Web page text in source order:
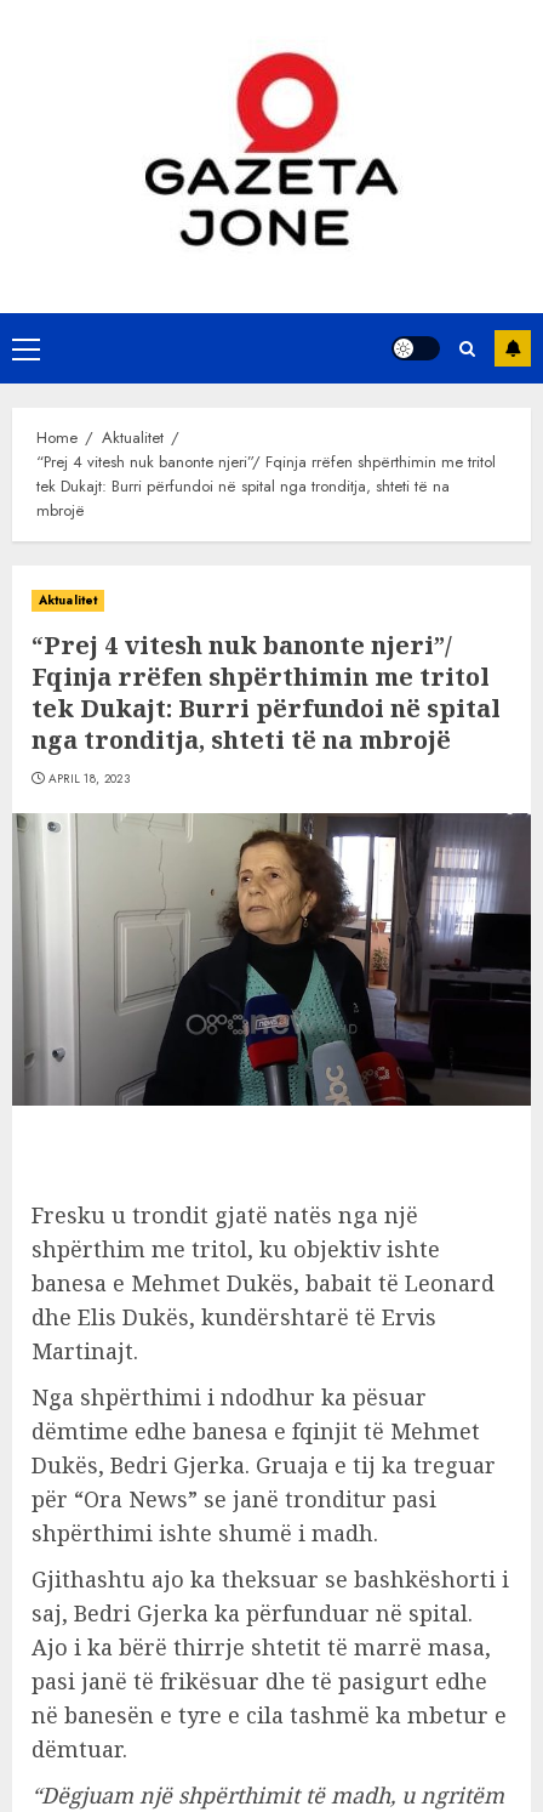
Primary
Menu
Home
Aktualitet
“Prej 4 vitesh nuk banonte njeri”/ Fqinja rrëfen shpërthimin me tritol
tek Dukajt: Burri përfundoi në spital nga tronditja, shteti të na
mbrojë
Aktualitet
“Prej 4 vitesh nuk banonte njeri”/
Fqinja rrëfen shpërthimin me tritol
tek Dukajt: Burri përfundoi në spital
nga tronditja, shteti të na mbrojë
APRIL 18, 2023
Fresku u trondit gjatë natës nga një
shpërthim me tritol, ku objektiv ishte
banesa e Mehmet Dukës, babait të Leonard
dhe Elis Dukës, kundërshtarë të Ervis
Martinajt.
Nga shpërthimi i ndodhur ka pësuar
dëmtime edhe banesa e fqinjit të Mehmet
Dukës, Bedri Gjerka. Gruaja e tij ka treguar
për “Ora News” se janë tronditur pasi
shpërthimi ishte shumë i madh.
Gjithashtu ajo ka theksuar se bashkëshorti i
saj, Bedri Gjerka ka përfunduar në spital.
Ajo i ka bërë thirrje shtetit të marrë masa,
pasi janë të frikësuar dhe të pasigurt edhe
në banesën e tyre e cila tashmë ka mbetur e
dëmtuar.
“Dëgjuam një shpërthimit të madh, u ngritëm